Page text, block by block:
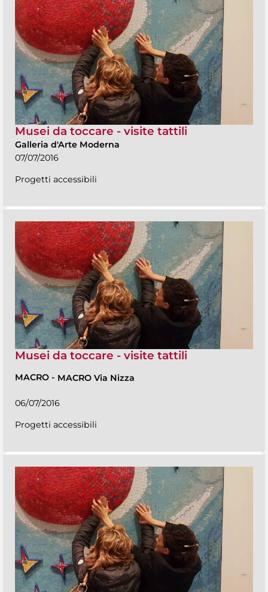
Musei da toccare - visite tattili
Galleria d'Arte Moderna
07/07/2016
Progetti accessibili
Musei da toccare - visite tattili
MACRO - MACRO Via Nizza
06/07/2016
Progetti accessibili